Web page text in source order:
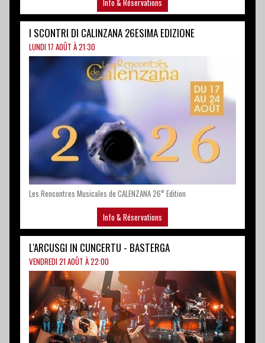
Les Rencontres Musicales de CALENZANA 26° Edition
Info & Réservations
L'ARCUSGI IN CUNCERTU - BASTERGA
VENDREDI 21 AOÛT À 22:00
1976 - 2026